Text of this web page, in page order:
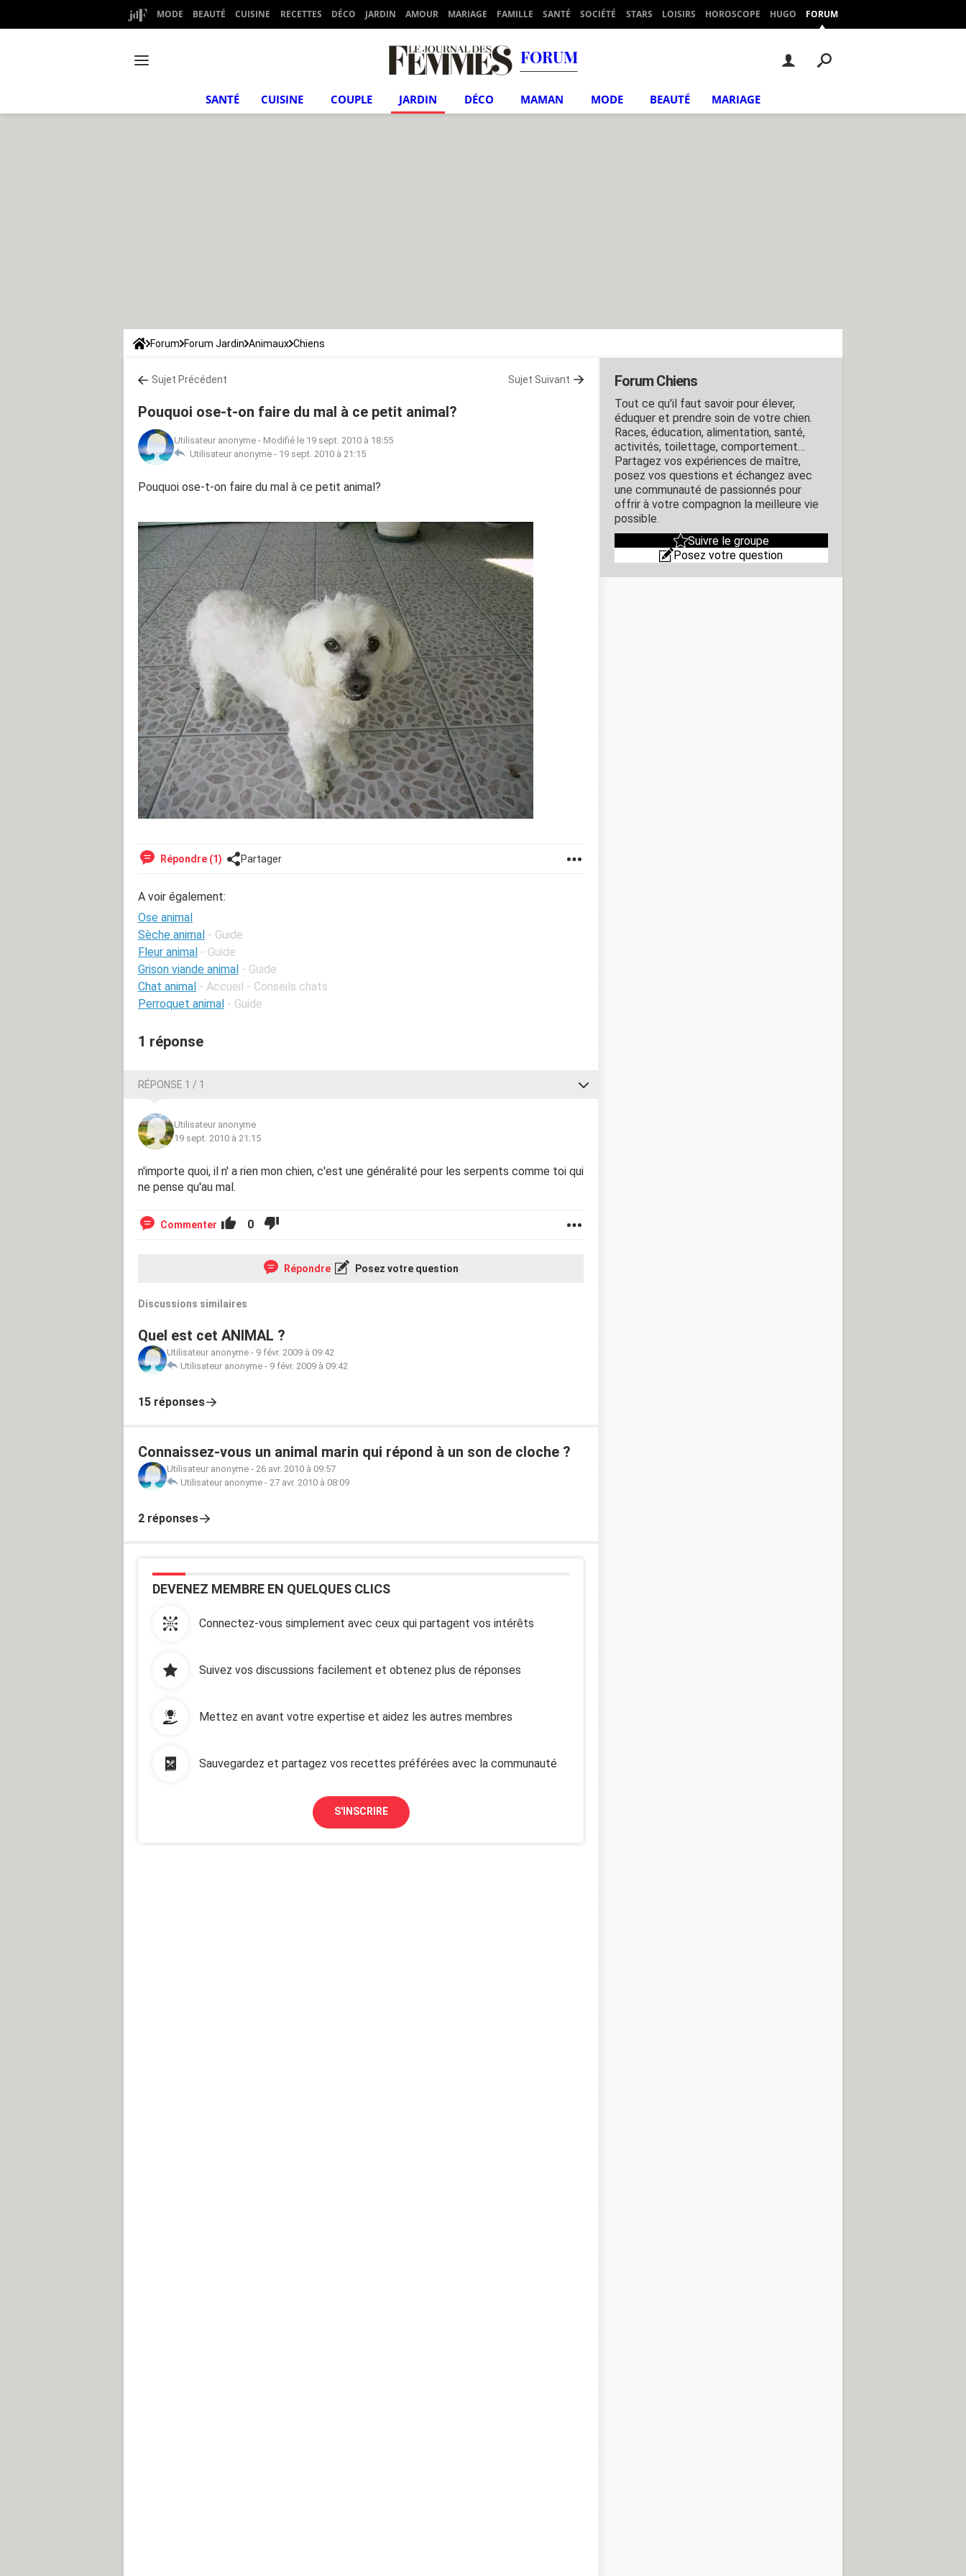
MODE BEAUTÉ CUISINE RECETTES DÉCO JARDIN AMOUR MARIAGE FAMILLE SANTÉ SOCIÉTÉ STARS LOISIRS HOROSCOPE HUGO FORUM
FORUM
SANTÉ CUISINE COUPLE JARDIN DÉCO MAMAN MODE BEAUTÉ MARIAGE
Forum Forum Jardin Animaux Chiens
Sujet Précédent Sujet Suivant
Pouquoi ose-t-on faire du mal à ce petit animal?
Utilisateur anonyme - Modifié le 19 sept. 2010 à 18:55
Utilisateur anonyme - 19 sept. 2010 à 21:15
Pouquoi ose-t-on faire du mal à ce petit animal?
Répondre (1) Partager
A voir également:
Ose animal
Sèche animal - Guide
Fleur animal - Guide
Grison viande animal - Guide
Chat animal - Accueil - Conseils chats
Perroquet animal - Guide
1 réponse
RÉPONSE 1 / 1
Utilisateur anonyme
19 sept. 2010 à 21:15
n'importe quoi, il n' a rien mon chien, c'est une généralité pour les serpents comme toi qui
ne pense qu'au mal.
Commenter 0
Répondre Posez votre question
Discussions similaires
Quel est cet ANIMAL ?
Utilisateur anonyme - 9 févr. 2009 à 09:42
Utilisateur anonyme - 9 févr. 2009 à 09:42
15 réponses
Connaissez-vous un animal marin qui répond à un son de cloche ?
Utilisateur anonyme - 26 avr. 2010 à 09:57
Utilisateur anonyme - 27 avr. 2010 à 08:09
2 réponses
DEVENEZ MEMBRE EN QUELQUES CLICS
Connectez-vous simplement avec ceux qui partagent vos intérêts
Suivez vos discussions facilement et obtenez plus de réponses
Mettez en avant votre expertise et aidez les autres membres
Sauvegardez et partagez vos recettes préférées avec la communauté
S'INSCRIRE
Forum Chiens
Tout ce qu'il faut savoir pour élever,
éduquer et prendre soin de votre chien.
Races, éducation, alimentation, santé,
activités, toilettage, comportement…
Partagez vos expériences de maître,
posez vos questions et échangez avec
une communauté de passionnés pour
offrir à votre compagnon la meilleure vie
possible.
Suivre le groupe
Posez votre question